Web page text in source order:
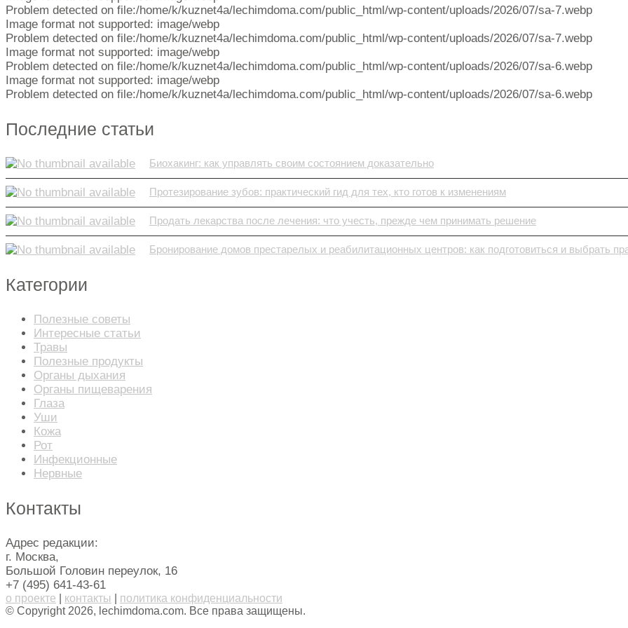
Problem detected on file:/home/k/kuznet4a/lechimdoma.com/public_html/wp-content/uploads/2026/07/sa-7.webp
Image format not supported: image/webp
Problem detected on file:/home/k/kuznet4a/lechimdoma.com/public_html/wp-content/uploads/2026/07/sa-7.webp
Image format not supported: image/webp
Problem detected on file:/home/k/kuznet4a/lechimdoma.com/public_html/wp-content/uploads/2026/07/sa-6.webp
Image format not supported: image/webp
Problem detected on file:/home/k/kuznet4a/lechimdoma.com/public_html/wp-content/uploads/2026/07/sa-6.webp
Последние статьи
Биохакинг: как управлять своим состоянием доказательно
Протезирование зубов: практический гид для тех, кто готов к изменениям
Продать лекарства после лечения: что учесть, прежде чем принимать решение
Бронирование домов престарелых и реабилитационных центров: как подготовиться и выбрать
Категории
Полезные советы
Интересные статьи
Травы
Полезные продукты
Органы дыхания
Органы пищеварения
Глаза
Уши
Кожа
Рот
Инфекционные
Нервные
Контакты
Адрес редакции:
г. Москва,
Большой Головин переулок, 16
+7 (495) 641-43-61
о проекте контакты
политика конфиденциальности
© Copyright 2026, lechimdoma.com. Все права защищены.